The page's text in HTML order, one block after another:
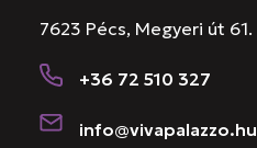
7623 Pécs, Megyeri út 61.
+36 72 510 327
info@vivapalazzo.hu